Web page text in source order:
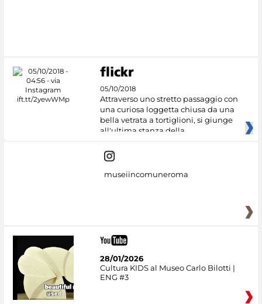
05/10/2018
Attraverso uno stretto passaggio con
una curiosa loggetta chiusa da una
bella vetrata a tortiglioni, si giunge
all'ultima stanza della
museiincomuneroma
28/01/2026
Cultura KIDS al Museo Carlo Bilotti |
ENG #3